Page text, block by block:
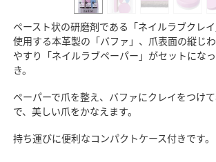
ペースト状の研磨剤である「ネイルラブクレ
使用する本革製の「バファ」、爪表面の縦じ
やすり「ネイルラブペーパー」がセットにな
き。
ペーパーで爪を整え、バファにクレイをつけ
で、美しい爪をかなえます。
持ち運びに便利なコンパクトケース付きです。